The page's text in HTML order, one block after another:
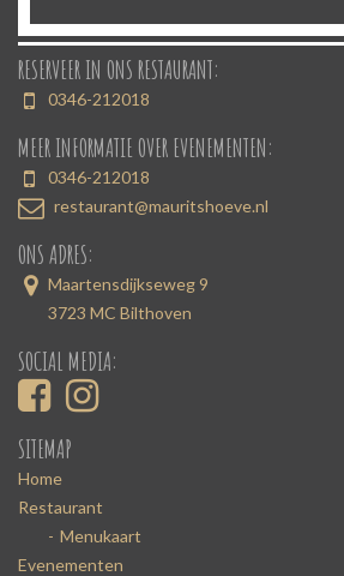
RESERVEER IN ONS RESTAURANT:
0346-212018
MEER INFORMATIE OVER EVENEMENTEN:
0346-212018
restaurant@mauritshoeve.nl
ONS ADRES:
Maartensdijkseweg 9
3723 MC Bilthoven
SOCIAL MEDIA:
SITEMAP
Home
Restaurant
Menukaart
Evenementen